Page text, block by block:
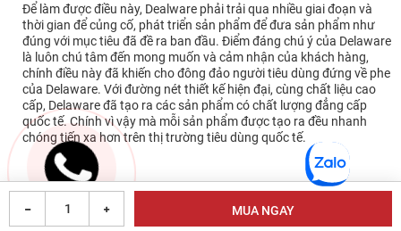
Để làm được điều này, Dealware phải trải qua nhiều giai đoạn và
thời gian để củng cố, phát triển sản phẩm để đưa sản phẩm như
đúng với mục tiêu đã đề ra ban đầu. Điểm đáng chú ý của Delaware
là luôn chú tâm đến mong muốn và cảm nhận của khách hàng,
chính điều này đã khiến cho đông đảo người tiêu dùng đứng về phe
của Delaware. Với đường nét thiết kế hiện đại, cùng chất liệu cao
cấp, Delaware đã tạo ra các sản phẩm có chất lượng đẳng cấp
quốc tế. Chính vì vậy mà mỗi sản phẩm được tạo ra đều nhanh
chóng tiến xa hơn trên thị trường tiêu dùng quốc tế.